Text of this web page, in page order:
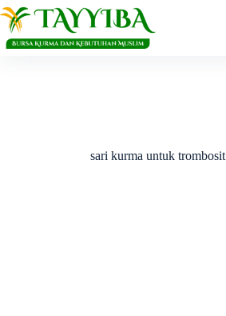
Skip
to
content
sari kurma untuk trombosit